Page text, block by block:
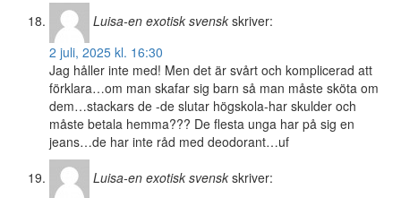
Luisa-en exotisk svensk skriver:
2 juli, 2025 kl. 16:30
Jag håller inte med! Men det är svårt och komplicerad att
förklara…om man skafar sig barn så man måste sköta om
dem…stackars de -de slutar högskola-har skulder och
måste betala hemma??? De flesta unga har på sig en
jeans…de har inte råd med deodorant…uf
Luisa-en exotisk svensk skriver: